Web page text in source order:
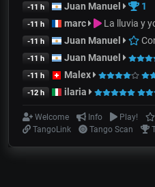
-11 h Juan Manuel 1
-11 h marc La lluvia y
-11 h Juan Manuel
-11 h Juan Manuel
-11 h Malex
-12 h ilaria
Welcome Info Play!
TangoLink
Tango Scan